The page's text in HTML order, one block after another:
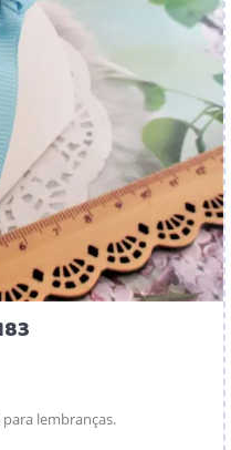
lembranças.